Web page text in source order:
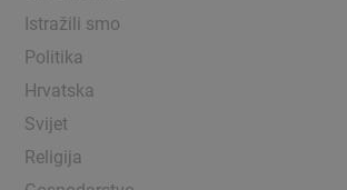
Istražili smo
Politika
Hrvatska
Svijet
Religija